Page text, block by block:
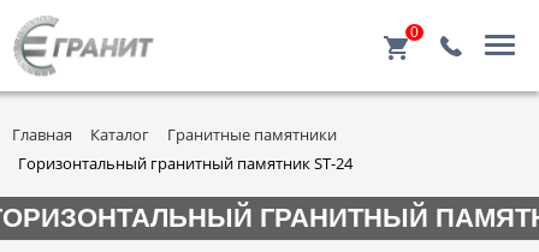
0
Главная Каталог
Гранитные памятники
Горизонтальный гранитный памятник ST-24
ГРАНИТНЫЙ